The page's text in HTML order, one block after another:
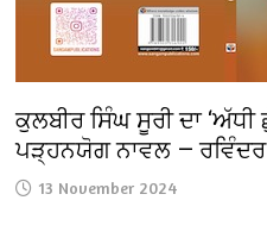
ਕੁਲਬੀਰ ਸਿੰਘ ਸੂਰੀ ਦਾ
ਪੜ੍ਹਨਯੋਗ ਨਾਵਲ — ਰਵਿੰਦਰ
13 November 2024